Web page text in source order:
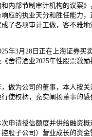
内部节制审计机构的议案
应的执业天分和胜任能力
了各项审计工做，客不雅
3月28日正在上海证券买卖
舍得酒业2025年性股票激
为公司的董事，本人按关
使权柄，充实阐扬董事的
请授信额度并供给融资概
股子公司）营业成长的资